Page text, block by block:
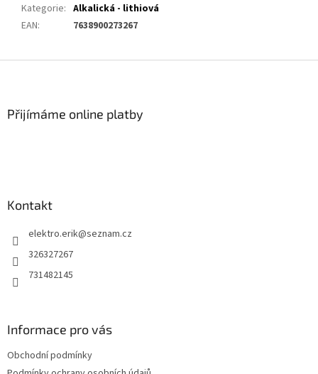
Kategorie: Alkalická - lithiová
EAN: 7638900273267
Přijímáme online platby
Kontakt
elektro.erik@seznam.cz
326327267
731482145
Informace pro vás
Obchodní podmínky